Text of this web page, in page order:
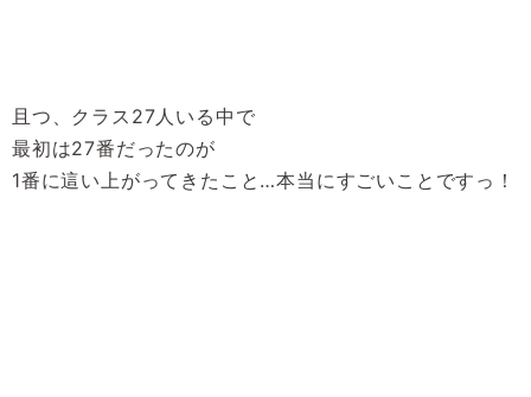
且つ、クラス27人いる中で
最初は27番だったのが
1番に這い上がってきたこと…本当にすごいことですっ！